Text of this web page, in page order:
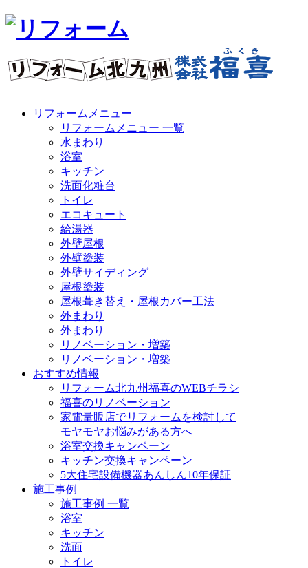
リフォームメニュー
リフォームメニュー 一覧
水まわり
浴室
キッチン
洗面化粧台
トイレ
エコキュート
給湯器
外壁屋根
外壁塗装
外壁サイディング
屋根塗装
屋根葺き替え・屋根カバー工法
外まわり
外まわり
リノベーション・増築
リノベーション・増築
おすすめ情報
リフォーム北九州福喜のWEBチラシ
福喜のリノベーション
家電量販店でリフォームを検討して
モヤモヤお悩みがある方へ
浴室交換キャンペーン
キッチン交換キャンペーン
5大住宅設備機器あんしん10年保証
施工事例
施工事例 一覧
浴室
キッチン
洗面
トイレ